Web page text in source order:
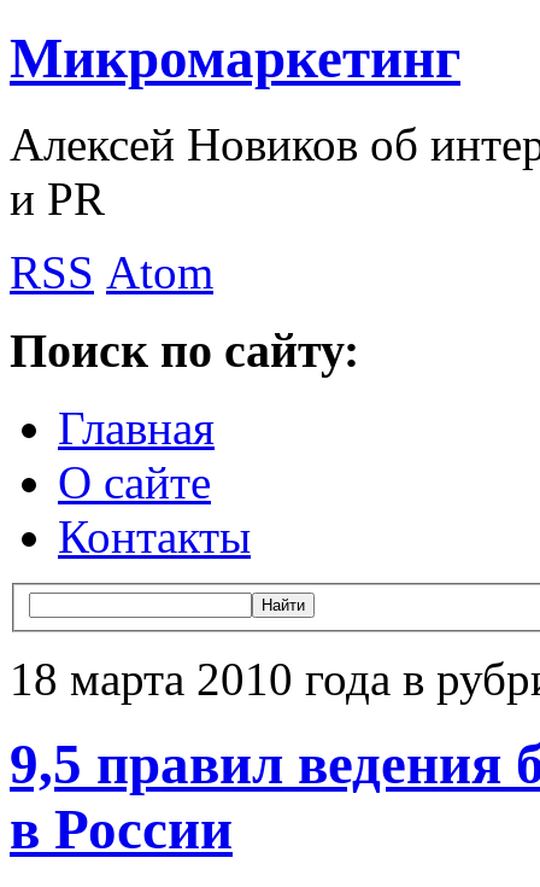
Микромаркетинг
Алексей Новиков об
и PR
RSS Atom
Поиск по сайту:
Главная
О сайте
Контакты
18 марта 2010 года в
9,5 правил ведения
в России